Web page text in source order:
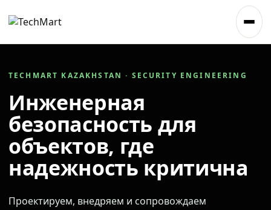
TECHMART KAZAKHSTAN · SECURITY ENGINEERING
Инженерная
безопасность для
объектов, где
надежность критична
Проектируем, внедряем и сопровождаем